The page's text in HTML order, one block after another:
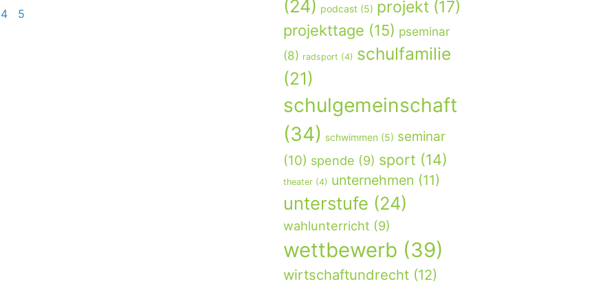
4 5
(24) podcast (5) projekt (17)
projekttage (15) pseminar
(8) radsport (4) schulfamilie
(21)
schulgemeinschaft
(34) schwimmen (5) seminar
(10) spende (9) sport (14)
theater (4) unternehmen (11)
unterstufe (24)
wahlunterricht (9)
wettbewerb (39)
wirtschaftundrecht (12)